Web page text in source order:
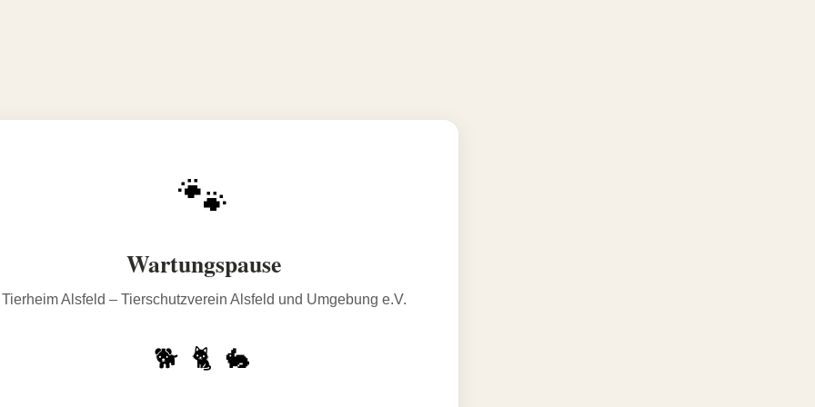
🐾
Wartungspause
Tierheim Alsfeld – Tierschutzverein Alsfeld und Umgebung e.V.
🐕 🐈 🐇